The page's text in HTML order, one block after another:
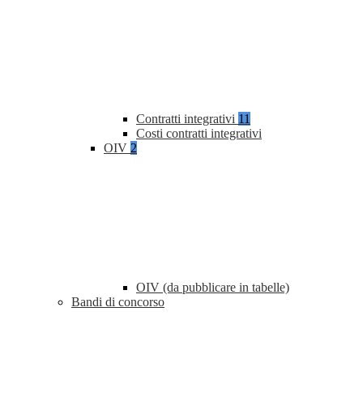
Contratti integrativi 11
Costi contratti integrativi
OIV 2
OIV (da pubblicare in tabelle)
Bandi di concorso